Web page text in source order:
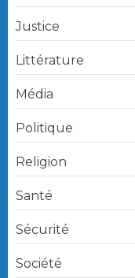
Justice
Littérature
Média
Politique
Religion
Santé
Sécurité
Société